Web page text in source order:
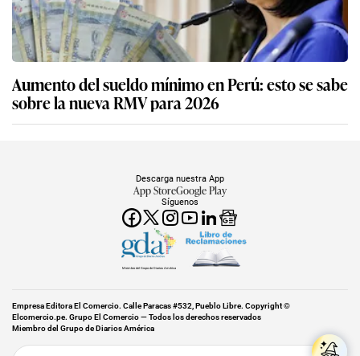
Aumento del sueldo mínimo en Perú: esto se sabe
sobre la nueva RMV para 2026
Síguenos
Descarga nuestra App
App StoreGoogle Play
Miembro del Grupo de Diarios América
Empresa Editora El Comercio. Calle Paracas #532, Pueblo Libre. Copyright ©
Elcomercio.pe. Grupo El Comercio — Todos los derechos reservados
Miembro del Grupo de Diarios América